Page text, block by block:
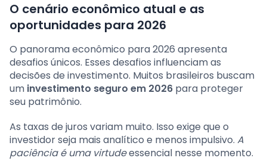
O cenário econômico atual e as
oportunidades para 2026
O panorama econômico para 2026 apresenta
desafios únicos. Esses desafios influenciam as
decisões de investimento. Muitos brasileiros buscam
um investimento seguro em 2026 para proteger
seu patrimônio.
As taxas de juros variam muito. Isso exige que o
investidor seja mais analítico e menos impulsivo. A
paciência é uma virtudeessencial nesse momento.